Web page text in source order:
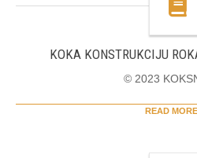
KOKA KONSTRUKCIJU
© 2023
READ